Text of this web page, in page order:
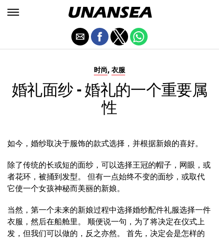
时尚, 衣服
婚礼面纱 - 婚礼的一个重要属
性
如今，婚纱取决于服饰的款式选择，并根据新娘的喜好。
除了传统的长或短的面纱，可以选择王冠的帽子，网眼，或
者花环，被捅到发型。 但有一点始终不变的面纱，或取代
它使一个女孩神秘而美丽的新娘。
当然，第一个未来的新娘过程中选择婚纱配件礼服选择一件
衣服，然后在船舱里。 顺便说一句，为了将决定在仪式上
发，但我们可以做的，反之亦然。 首先，决定会是怎样的